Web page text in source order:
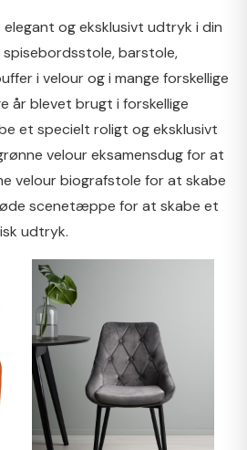
og eksklusivt udtryk i din
barstole,
i velour og i mange forskellige
år blevet brugt i forskellige
et specielt roligt og eksklusivt
velour eksamensdug for at
velour biografstole for at skabe
scenetæppe for at skabe et
udtryk.